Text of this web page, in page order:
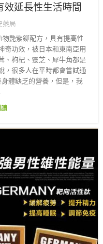
延長性生活時間
藥局
艷紫鉚配方，具有提高性
奇功效，被日本和東南亞用
、枸杞、靈芝、犀牛角都是
，很多人在平時都會嘗試通
體缺乏的營養，但是，我